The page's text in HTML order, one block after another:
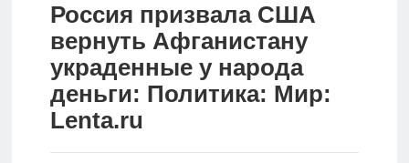
О
нас
Версия для
слабовидящих
Россия призвала США
вернуть Афганистану
украденные у народа
деньги: Политика: Мир:
Lenta.ru